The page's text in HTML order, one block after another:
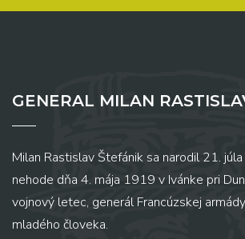
GENERAL MILAN
Milan Rastislav Štefánik sa narodil 21.
nehode dňa 4. mája 1919 v Ivánke pri
vojnový letec, generál Francúzskej
mladého človeka.